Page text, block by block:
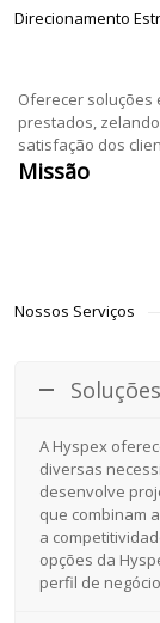
Direcionamento
Oferecer soluções
prestados,
satisfação dos
Missão
Nossos Serviços
A Hyspex
diversas
desenvolve
que combinam
a
opções da
perfil de